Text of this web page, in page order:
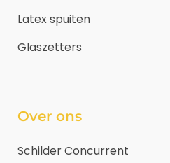
Latex spuiten
Glaszetters
Over ons
Schilder Concurrent